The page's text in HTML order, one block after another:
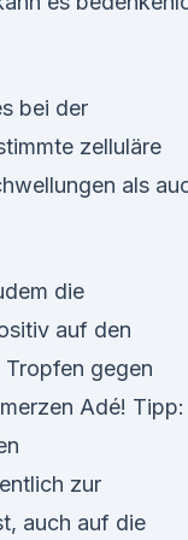
bei der
zelluläre
als
die
auf den
gegen
Adé! Tipp:
zur
auch auf die